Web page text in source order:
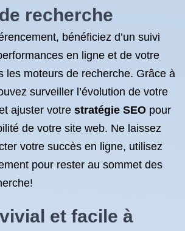
recherche
bénéficiez d’un suivi
en ligne et de votre
les moteurs de recherche. Grâce à
surveiller l’évolution de votre
ajuster votre stratégie SEO pour
de votre site web. Ne laissez
votre succès en ligne, utilisez
pour rester au sommet des
et facile à